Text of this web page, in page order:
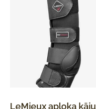
LeMieux aploka kāju